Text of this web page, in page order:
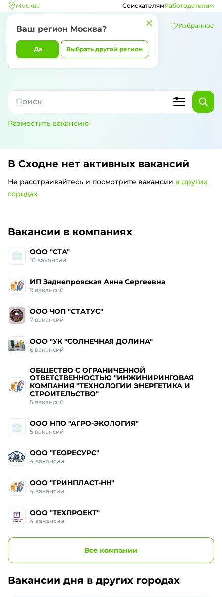
Москва
Ваш регион Москва?
Да Выбрать другой регион
СоискателямРаботодателям
Избранное
Разместить вакансию
В Сходне нет активных вакансий
Не расстраивайтесь и посмотрите вакансии в других
городах
Работа и вакансиив Сходне
Вакансии в компаниях
ООО "СТА"
10 вакансий
ИП Заднепровская Анна Сергеевна
9 вакансий
ООО ЧОП "СТАТУС"
7 вакансий
ООО "УК "СОЛНЕЧНАЯ ДОЛИНА"
6 вакансий
ОБЩЕСТВО С ОГРАНИЧЕННОЙ
ОТВЕТСТВЕННОСТЬЮ "ИНЖИНИРИНГОВАЯ
КОМПАНИЯ "ТЕХНОЛОГИИ ЭНЕРГЕТИКА И
СТРОИТЕЛЬСТВО"
5 вакансий
ООО НПО "АГРО-ЭКОЛОГИЯ"
5 вакансий
ООО "ГЕОРЕСУРС"
4 вакансии
ООО "ГРИНПЛАСТ-НН"
4 вакансии
ООО "ТЕХПРОЕКТ"
4 вакансии
Все компании
Вакансии дня в других городах